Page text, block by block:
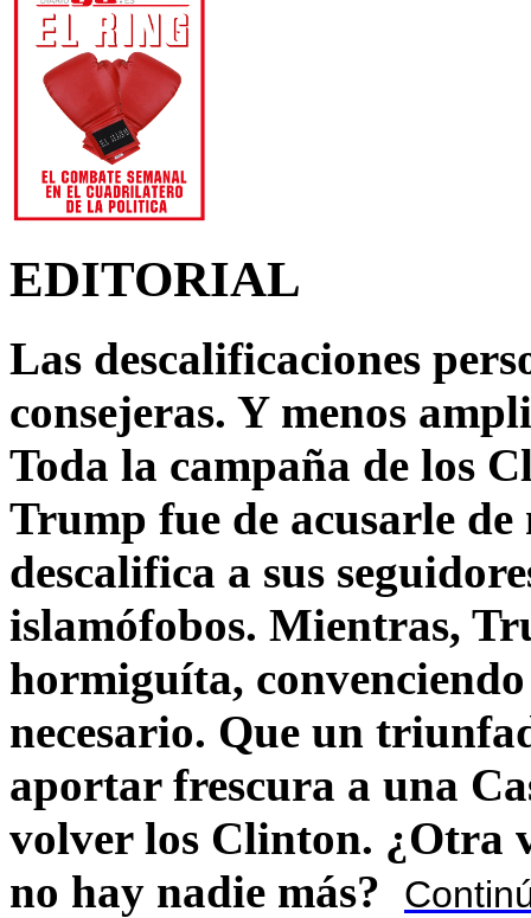
EDITORIAL
Las descalificaciones
consejeras. Y menos
Toda la campaña de los
Trump fue de acusarle
descalifica a sus
islamófobos. Mientras,
hormiguíta,
necesario. Que un
aportar frescura a una
volver los Clinton. ¿Otra
no hay nadie más?